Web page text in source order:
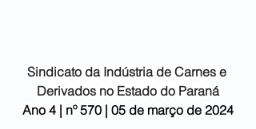
Sindicato da Indústria de Carnes e
Derivados no Estado do Paraná
Ano 4 | nº 570 | 05 de março de 2024